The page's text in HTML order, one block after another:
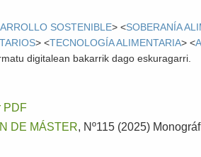
SOSTENIBLE> <SOBERANÍA
> <TECNOLOGÍA ALIMENTARIA> <
digitalean bakarrik dago eskuragarri.
PDF
DE MÁSTER, Nº115 (2025)